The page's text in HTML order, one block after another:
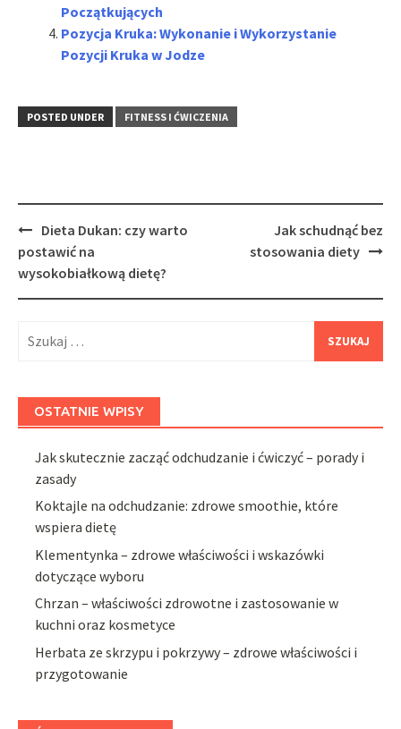
Początkujących
Pozycja Kruka: Wykonanie i Wykorzystanie
Pozycji Kruka w Jodze
POSTED UNDER FITNESS I ĆWICZENIA
Post
navigation
Dieta Dukan: czy warto
postawić na
wysokobiałkową dietę?
Jak schudnąć bez
stosowania diety
OSTATNIE WPISY
Jak skutecznie zacząć odchudzanie i ćwiczyć – porady i
zasady
Koktajle na odchudzanie: zdrowe smoothie, które
wspiera dietę
Klementynka – zdrowe właściwości i wskazówki
dotyczące wyboru
Chrzan – właściwości zdrowotne i zastosowanie w
kuchni oraz kosmetyce
Herbata ze skrzypu i pokrzywy – zdrowe właściwości i
przygotowanie